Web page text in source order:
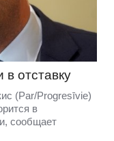
отставку
(Par/Progresīvie)
в
сообщает